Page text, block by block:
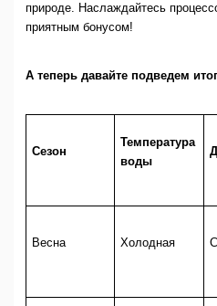
природе. Наслаждайтесь
приятным бонусом!
А теперь давайте подведем
Сезон
Температура
воды
Весна Холодная